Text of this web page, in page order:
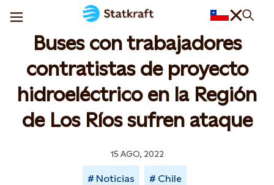
Buses con trabajadores
contratistas de proyecto
hidroeléctrico en la Región
de Los Ríos sufren ataque
15 AGO, 2022
Noticias Chile